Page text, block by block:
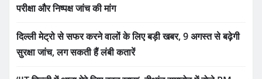
परीक्षा और निष्पक्ष जांच की मांग
दिल्ली मेट्रो से सफर करने वालों के लिए बड़ी खबर, 9 अगस्त से बढ़ेगी
सुरक्षा जांच, लग सकती हैं लंबी कतारें